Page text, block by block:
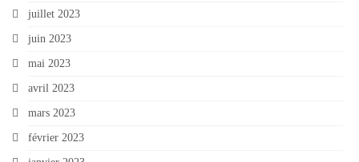
juillet 2023
juin 2023
mai 2023
avril 2023
mars 2023
février 2023